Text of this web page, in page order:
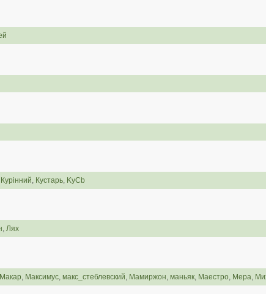
Курінний, Кустарь, KyCb
, Лях
Макар, Максимус, макс_стеблевский, Мамиржон, маньяк, Маестро, Мера,